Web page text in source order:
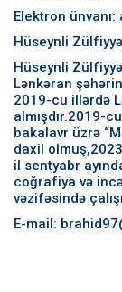
Elektron
Hüseynli Zülfiyyə
Hüseynli
Lənkəran
2019-cu illərdə
almışdır.2019-
bakalavr üzrə
daxil
il sentyabr
coğrafiya və
vəzifəsində
E-mail: